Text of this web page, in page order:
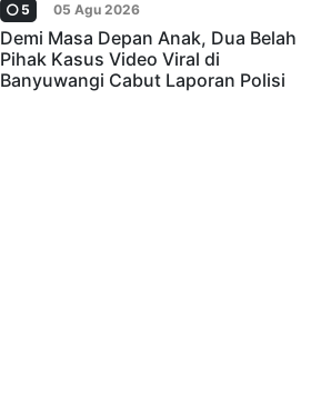
5 05 Agu 2026
Demi Masa Depan Anak, Dua Belah
Pihak Kasus Video Viral di
Banyuwangi Cabut Laporan Polisi